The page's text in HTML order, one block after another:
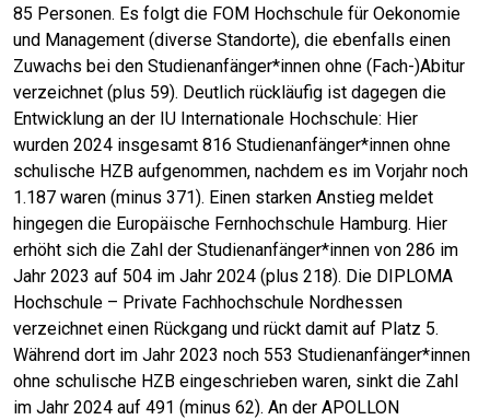
85 Personen. Es folgt die FOM Hochschule für Oekonomie
und Management (diverse Standorte), die ebenfalls einen
Zuwachs bei den Studienanfänger*innen ohne (Fach-)Abitur
verzeichnet (plus 59). Deutlich rückläufig ist dagegen die
Entwicklung an der IU Internationale Hochschule: Hier
wurden 2024 insgesamt 816 Studienanfänger*innen ohne
schulische HZB aufgenommen, nachdem es im Vorjahr noch
1.187 waren (minus 371). Einen starken Anstieg meldet
hingegen die Europäische Fernhochschule Hamburg. Hier
erhöht sich die Zahl der Studienanfänger*innen von 286 im
Jahr 2023 auf 504 im Jahr 2024 (plus 218). Die DIPLOMA
Hochschule – Private Fachhochschule Nordhessen
verzeichnet einen Rückgang und rückt damit auf Platz 5.
Während dort im Jahr 2023 noch 553 Studienanfänger*innen
ohne schulische HZB eingeschrieben waren, sinkt die Zahl
im Jahr 2024 auf 491 (minus 62). An der APOLLON